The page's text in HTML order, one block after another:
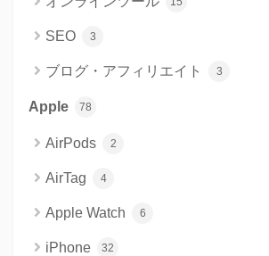
SEO 3
ブログ・アフィリエイト 3
Apple 78
AirPods 2
AirTag 4
Apple Watch 6
iPhone 32